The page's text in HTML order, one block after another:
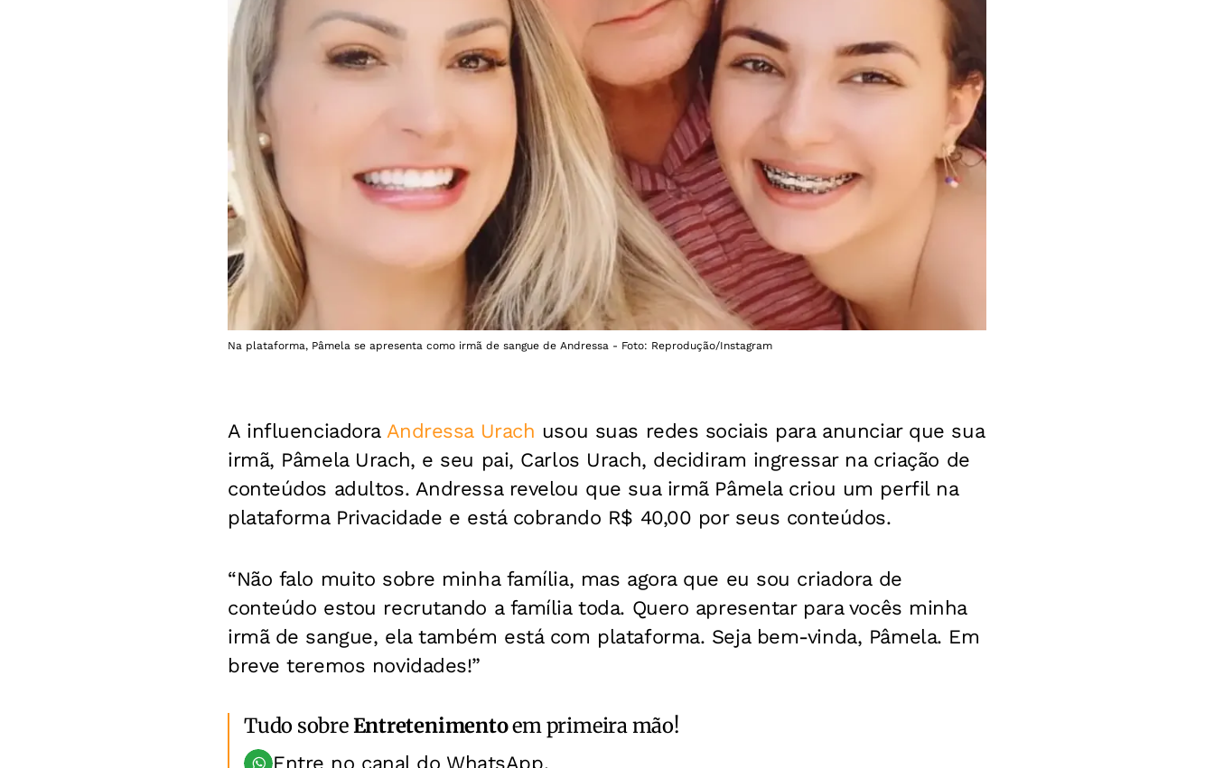
Na plataforma, Pâmela se apresenta como irmã de sangue de Andressa - Foto: Reprodução/Instagram
A influenciadoraAndressa Urach usou suas redes sociais para anunciar que sua
irmã, Pâmela Urach, e seu pai, Carlos Urach, decidiram ingressar na criação de
conteúdos adultos. Andressa revelou que sua irmã Pâmela criou um perfil na
plataforma Privacidade e está cobrando R$ 40,00 por seus conteúdos.
“Não falo muito sobre minha família, mas agora que eu sou criadora de
conteúdo estou recrutando a família toda. Quero apresentar para vocês minha
irmã de sangue, ela também está com plataforma. Seja bem-vinda, Pâmela. Em
breve teremos novidades!”
Tudo sobreEntretenimentoem primeira mão!
Entre no canal do WhatsApp.